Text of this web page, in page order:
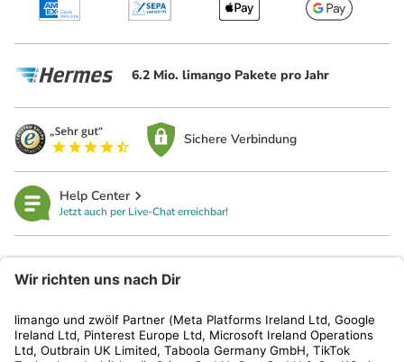
6.2 Mio. limango Pakete pro Jahr
Sichere Verbindung
Help Center
Jetzt auch per Live-Chat erreichbar!
Kundenservice